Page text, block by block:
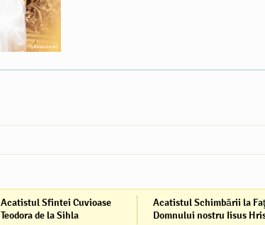
Acatistul Sfintei Cuvioase
Teodora de la Sihla
Acatistul Schimbării la
Domnului nostru Iisus